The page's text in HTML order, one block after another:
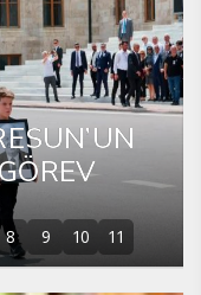
8 9 10 11